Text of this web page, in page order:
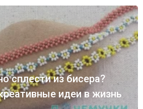
сплести из бисера?
идеи в жизнь